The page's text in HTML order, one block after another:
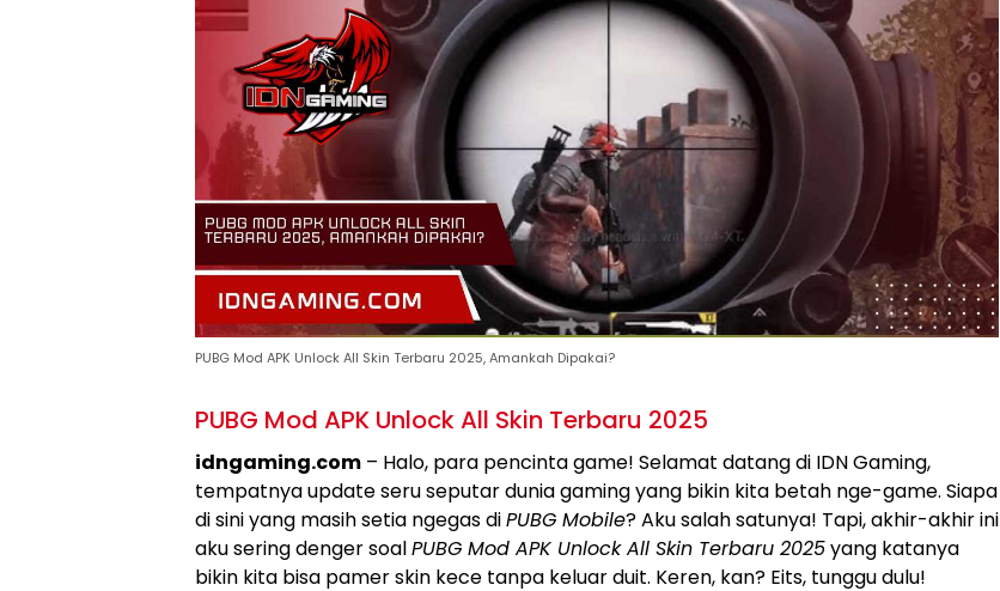
PUBG Mod APK Unlock All Skin Terbaru 2025, Amankah Dipakai?
PUBG Mod APK Unlock All Skin Terbaru 2025
idngaming.com – Halo, para pencinta game! Selamat datang di IDN Gaming,
tempatnya update seru seputar dunia gaming yang bikin kita betah nge-game. Siapa
di sini yang masih setia ngegas diPUBG Mobile? Aku salah satunya! Tapi, akhir-akhir ini
aku sering denger soalPUBG Mod APK Unlock All Skin Terbaru 2025yang katanya
bikin kita bisa pamer skin kece tanpa keluar duit. Keren, kan? Eits, tunggu dulu!